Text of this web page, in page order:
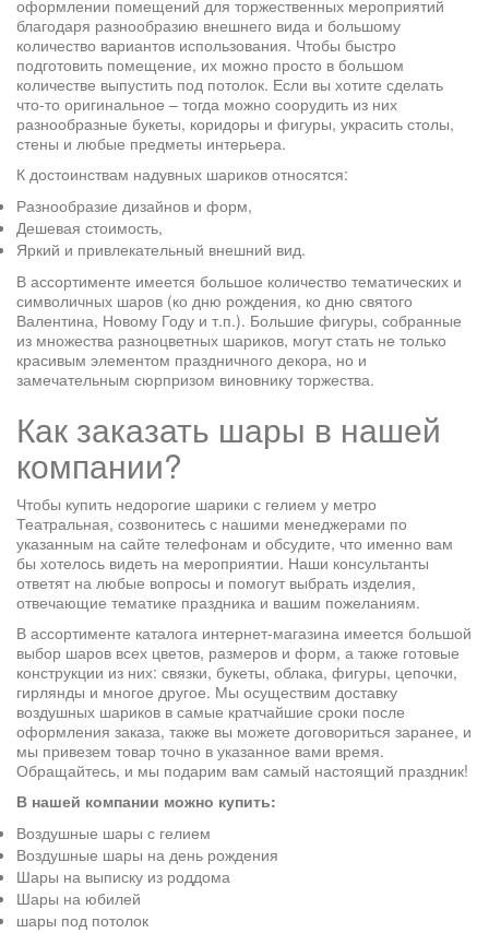
оформлении помещений для торжественных мероприятий
благодаря разнообразию внешнего вида и большому
количество вариантов использования. Чтобы быстро
подготовить помещение, их можно просто в большом
количестве выпустить под потолок. Если вы хотите сделать
что-то оригинальное – тогда можно соорудить из них
разнообразные букеты, коридоры и фигуры, украсить столы,
стены и любые предметы интерьера.
К достоинствам надувных шариков относятся:
Разнообразие дизайнов и форм,
Дешевая стоимость,
Яркий и привлекательный внешний вид.
В ассортименте имеется большое количество тематических и
символичных шаров (ко дню рождения, ко дню святого
Валентина, Новому Году и т.п.). Большие фигуры, собранные
из множества разноцветных шариков, могут стать не только
красивым элементом праздничного декора, но и
замечательным сюрпризом виновнику торжества.
Как заказать шары в нашей
компании?
Чтобы купить недорогие шарики с гелием у метро
Театральная, созвонитесь с нашими менеджерами по
указанным на сайте телефонам и обсудите, что именно вам
бы хотелось видеть на мероприятии. Наши консультанты
ответят на любые вопросы и помогут выбрать изделия,
отвечающие тематике праздника и вашим пожеланиям.
В ассортименте каталога интернет-магазина имеется большой
выбор шаров всех цветов, размеров и форм, а также готовые
конструкции из них: связки, букеты, облака, фигуры, цепочки,
гирлянды и многое другое. Мы осуществим доставку
воздушных шариков в самые кратчайшие сроки после
оформления заказа, также вы можете договориться заранее, и
мы привезем товар точно в указанное вами время.
Обращайтесь, и мы подарим вам самый настоящий праздник!
В нашей компании можно купить:
Воздушные шары с гелием
Воздушные шары на день рождения
Шары на выписку из роддома
Шары на юбилей
шары под потолок